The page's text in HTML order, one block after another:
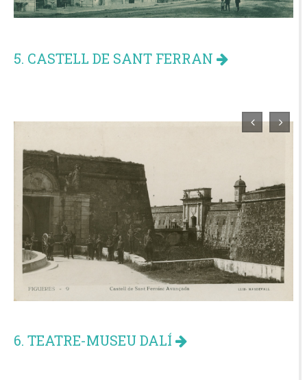
5. CASTELL DE SANT FERRAN
6. TEATRE-MUSEU DALÍ